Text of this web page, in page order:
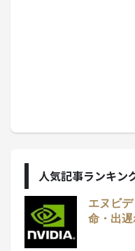
人気記事ランキン
エヌビ
命・出